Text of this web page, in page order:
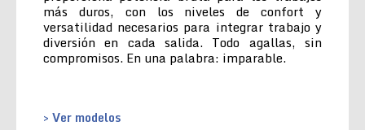
más duros, con los niveles de confort y
versatilidad necesarios para integrar trabajo y
diversión en cada salida. Todo agallas, sin
compromisos. En una palabra: imparable.
> Ver modelos